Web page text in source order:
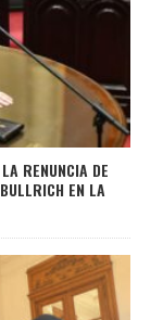
RENUNCIA DE
EN LA